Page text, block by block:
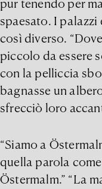
pur tenendo per
spaesato. I
così diverso.
piccolo da essere
con la pelliccia
bagnasse un
sfrecciò loro
“Siamo a
quella parola
Östermalm.” “La